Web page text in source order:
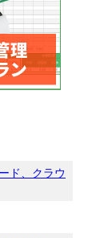
ド、クラウ